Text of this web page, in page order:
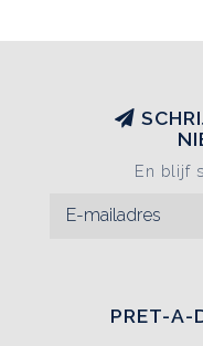
En blijf
PRET-A-